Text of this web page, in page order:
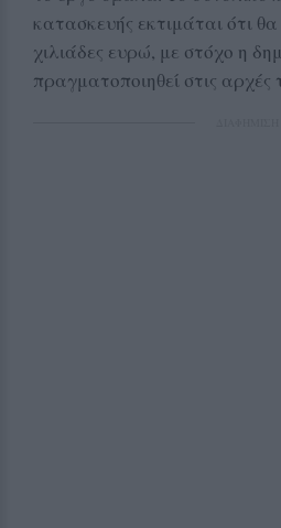
κατασκευής εκτιμάται ότι θα
χιλιάδες ευρώ, με στόχο η
πραγματοποιηθεί στις αρχές